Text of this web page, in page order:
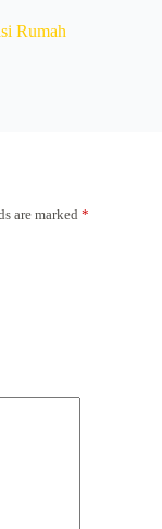
Rumah
are marked *